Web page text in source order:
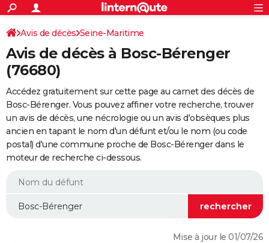
ACTUALITÉS
Politique
Société
Faits Divers
Education
Monde
Villes
+
SPORT
Coupe du monde 2026
Football
Tennis
Cyclisme
Rugby
Forum
FINANCE
Retraite
Impôts
Epargne
Immobilier
Risques naturels par ville
Banque
Assurance
Crédit
Essais
Réserver un essai
Citadines
Berlines
SUV
Forum auto
+
HIGH-TECH
Mobiles
Meilleur smartphone
Internet
Ordinateurs
Jeux vidéo
Guide high-tech
+BRICOLAGE
Forum
Aménagement intérieur
Extérieur
Cuisine
Salle de bains
Jardinage
Rangement
WEEK-END
Guides de France
Escapades
Patrimoine
Expositions
Musées
Week-end nature
LIFESTYLE
S'inscrire
Connexion
Avis de décès Seine-Maritime
Avis de décès à Bosc-Bérenger
(76680)
Accédez gratuitement sur cette page au carnet des décès de
Bosc-Bérenger. Vous pouvez affiner votre recherche, trouver
un avis de décès, une nécrologie ou un avis d'obsèques plus
ancien en tapant le nom d'un défunt et/ou le nom (ou code
postal) d'une commune proche de Bosc-Bérenger dans le
moteur de recherche ci-dessous.
Mise à jour le 01/07/26